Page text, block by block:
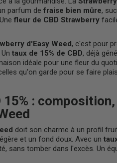
parfum defraise bien mûre,
fleur de CBD Strawberry
d'Easy Weed, c'est pour
Untaux de 15% de CBD, déjà
idéale pour une fleur du
qu'on garde pour se faire
15% :
doit son charme à un profil
et un fond doux. Avec un
sans tomber dans l'excès. Un